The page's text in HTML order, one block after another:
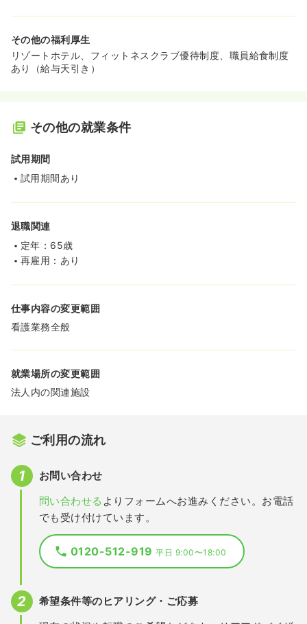
その他の福利厚生
リゾートホテル、フィットネスクラブ優待制度、職員給食制度
あり（給与天引き）
その他の就業条件
試用期間
試用期間あり
退職関連
定年：65歳
再雇用：あり
仕事内容の変更範囲
看護業務全般
就業場所の変更範囲
法人内の関連施設
ご利用の流れ
お問い合わせ
問い合わせる よりフォームへお進みください。お電話
でも受け付けています。
0120-512-919平日 9:00〜18:00
希望条件等のヒアリング・ご応募